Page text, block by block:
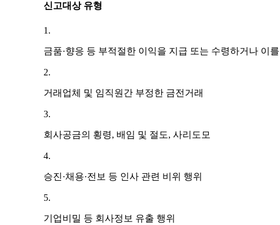
신고대상 유형
1.
금품·향응 등 부적절한 이익을 지급 또는 수령하거나 이
2.
거래업체 및 임직원간 부정한 금전거래
3.
회사공금의 횡령, 배임 및 절도, 사리도모
4.
승진·채용·전보 등 인사 관련 비위 행위
5.
기업비밀 등 회사정보 유출 행위